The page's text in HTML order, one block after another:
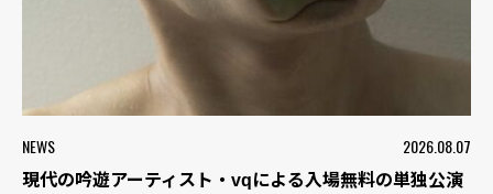
NEWS 2026.08.07
現代の吟遊アーティスト・vqによる入場無料の単独公演